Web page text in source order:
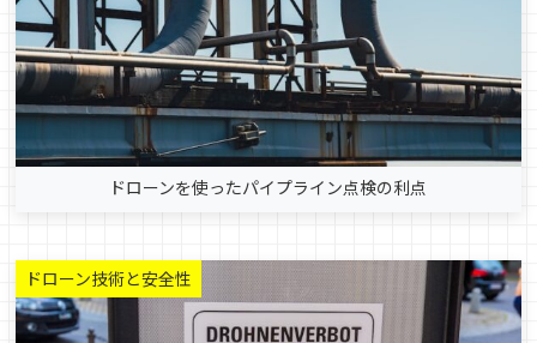
ドローンを使ったパイプライン点検の利点
ドローン技術と安全性